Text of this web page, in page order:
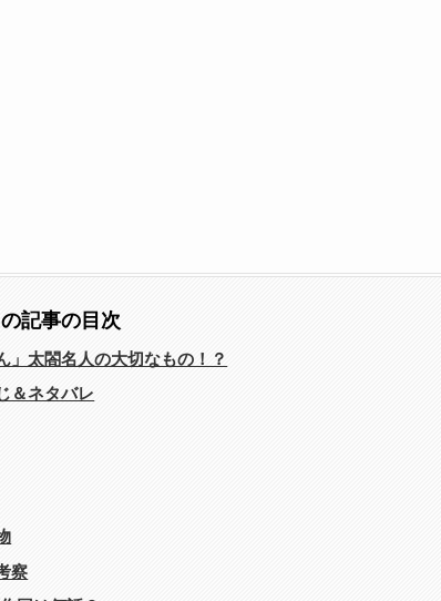
記事の目次
」太閤名人の大切なもの！？
＆ネタバレ
察